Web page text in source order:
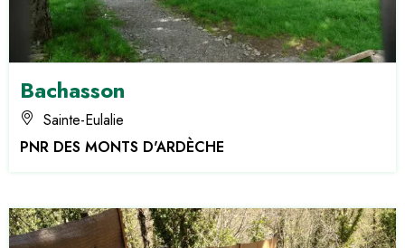
Bachasson
Sainte-Eulalie
PNR DES MONTS D'ARDÈCHE